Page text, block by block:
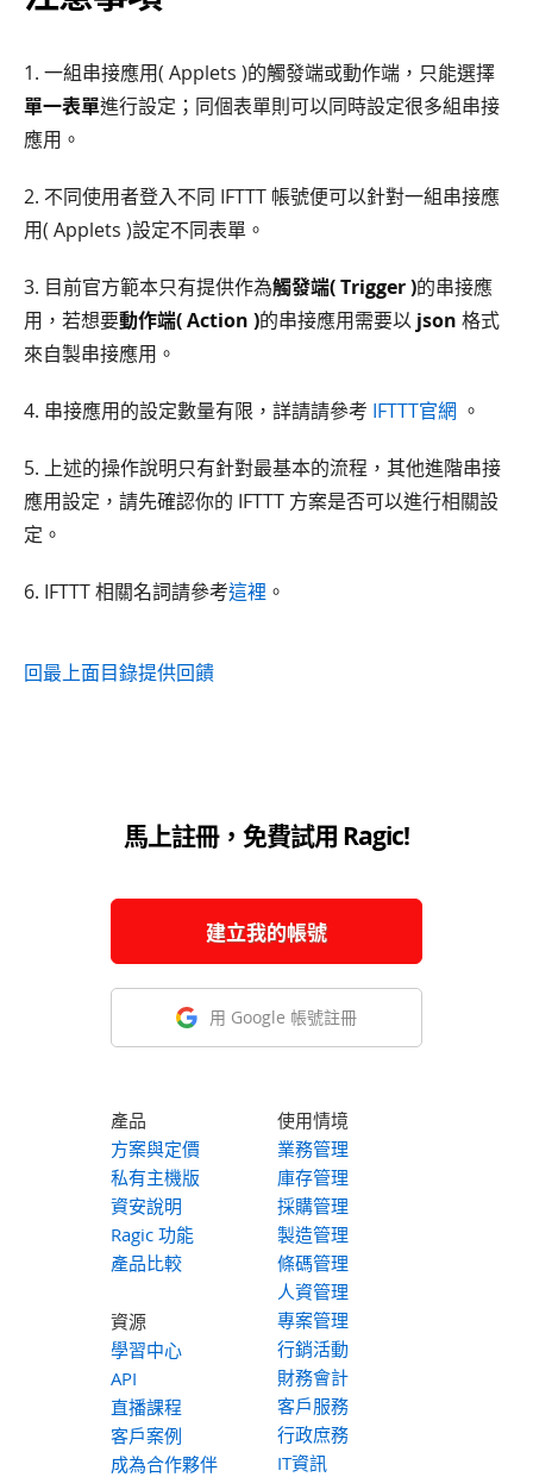
1. 一組串接應用( Applets )的觸發端或動作端，只能選擇
單一表單進行設定；同個表單則可以同時設定很多組串接
應用。
2. 不同使用者登入不同 IFTTT 帳號便可以針對一組串接應
用( Applets )設定不同表單。
3. 目前官方範本只有提供作為觸發端( Trigger )的串接應
用，若想要動作端( Action )的串接應用需要以 json 格式
來自製串接應用。
4. 串接應用的設定數量有限，詳請請參考 IFTTT官網 。
5. 上述的操作說明只有針對最基本的流程，其他進階串接
應用設定，請先確認你的 IFTTT 方案是否可以進行相關設
定。
6. IFTTT 相關名詞請參考這裡 。
回最上面目錄提供回饋
馬上註冊，免費試用 Ragic!
建立我的帳號
用 Google 帳號註冊
產品
方案與定價
私有主機版
資安說明
Ragic 功能
產品比較
資源
學習中心
API
直播課程
客戶案例
成為合作夥伴
使用情境
業務管理
庫存管理
採購管理
製造管理
條碼管理
人資管理
專案管理
行銷活動
財務會計
客戶服務
行政庶務
IT資訊